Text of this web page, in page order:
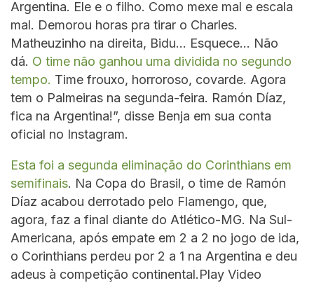
Argentina. Ele e o filho. Como mexe mal e escala
mal. Demorou horas pra tirar o Charles.
Matheuzinho na direita, Bidu… Esquece… Não
dá. O time não ganhou uma dividida no segundo
tempo. Time frouxo, horroroso, covarde. Agora
tem o Palmeiras na segunda-feira. Ramón Díaz,
fica na Argentina!”, disse Benja em sua conta
oficial no Instagram.
Esta foi a segunda eliminação do Corinthians em
semifinais. Na Copa do Brasil, o time de Ramón
Díaz acabou derrotado pelo Flamengo, que,
agora, faz a final diante do Atlético-MG. Na Sul-
Americana, após empate em 2 a 2 no jogo de ida,
o Corinthians perdeu por 2 a 1 na Argentina e deu
adeus à competição continental.Play Video